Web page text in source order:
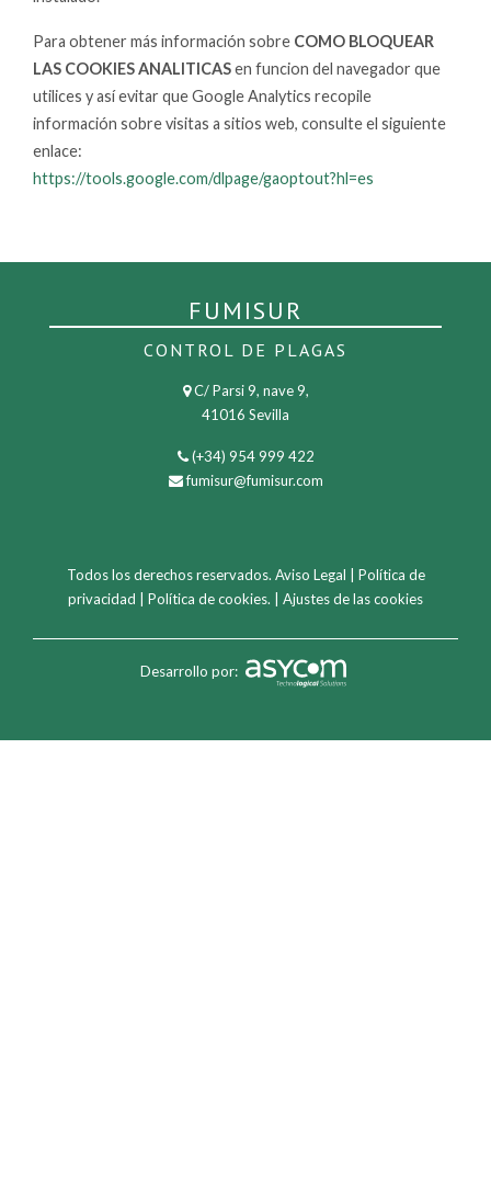
Para obtener más información sobre COMO BLOQUEAR
LAS COOKIES ANALITICASen funcion del navegador que
utilices y así evitar que Google Analytics recopile
información sobre visitas a sitios web, consulte el siguiente
enlace:
https://tools.google.com/dlpage/gaoptout?hl=es
FUMISUR
CONTROL DE PLAGAS
C/ Parsi 9, nave 9,
41016 Sevilla
(+34) 954 999 422
fumisur@fumisur.com
Todos los derechos reservados. Aviso Legal
Política de
privacidad
Política de cookies. | Ajustes de las cookies
Desarrollo por: